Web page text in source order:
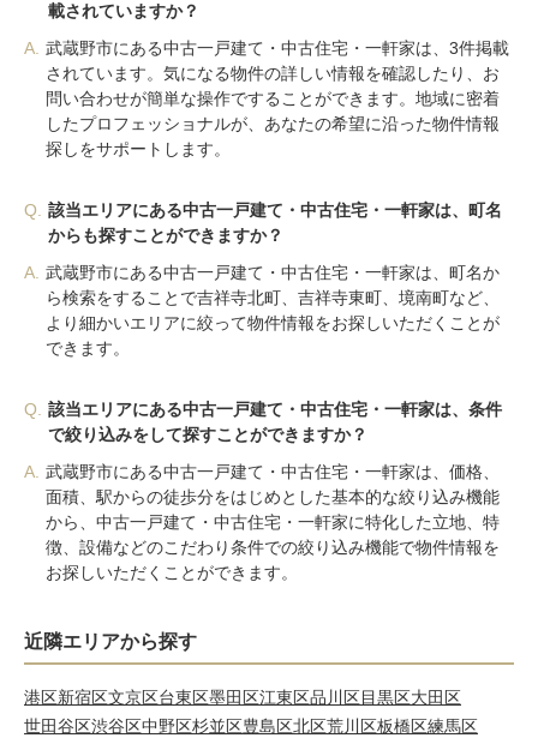
載されていますか？
A. 武蔵野市にある中古一戸建て・中古住宅・一軒家は、3件掲載
されています。気になる物件の詳しい情報を確認したり、お
問い合わせが簡単な操作ですることができます。地域に密着
したプロフェッショナルが、あなたの希望に沿った物件情報
探しをサポートします。
Q.
該当エリアにある中古一戸建て・中古住宅・一軒家は、町名
からも探すことができますか？
A. 武蔵野市にある中古一戸建て・中古住宅・一軒家は、町名か
ら検索をすることで吉祥寺北町、吉祥寺東町、境南町など、
より細かいエリアに絞って物件情報をお探しいただくことが
できます。
Q.
該当エリアにある中古一戸建て・中古住宅・一軒家は、条件
で絞り込みをして探すことができますか？
A. 武蔵野市にある中古一戸建て・中古住宅・一軒家は、価格、
面積、駅からの徒歩分をはじめとした基本的な絞り込み機能
から、中古一戸建て・中古住宅・一軒家に特化した立地、特
徴、設備などのこだわり条件での絞り込み機能で物件情報を
お探しいただくことができます。
近隣エリアから探す
港区新宿区文京区台東区墨田区江東区品川区目黒区大田区
世田谷区渋谷区中野区杉並区豊島区北区荒川区板橋区練馬区